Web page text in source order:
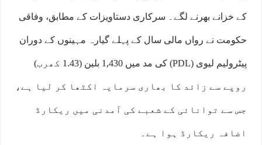
کے خزانے بھرنے لگے۔ سرکاری دستاویزات کے مطابق، وفاقی
حکومت نے رواں مالی سال کے پہلے گیارہ مہینوں کے دوران
پیٹرولیم لیوی (PDL) کی مد میں 1,430 بلین (1.43 کھرب)
روپے سے زائد کا بھاری سرمایہ اکٹھا کر لیا ہے،
جس سے توانائی کے شعبے کی آمدنی میں ریکارڈ
اضافہ ریکارڈ ہوا ہے۔